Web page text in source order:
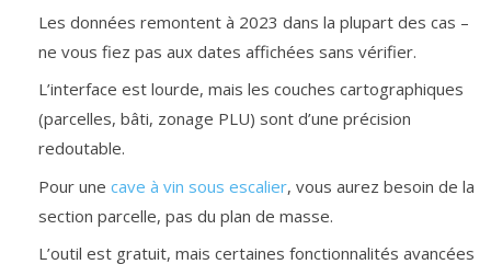
Les données remontent à 2023 dans la plupart des cas –
ne vous fiez pas aux dates affichées sans vérifier.
L’interface est lourde, mais les couches cartographiques
(parcelles, bâti, zonage PLU) sont d’une précision
redoutable.
Pour une cave à vin sous escalier, vous aurez besoin de la
section parcelle, pas du plan de masse.
L’outil est gratuit, mais certaines fonctionnalités avancées